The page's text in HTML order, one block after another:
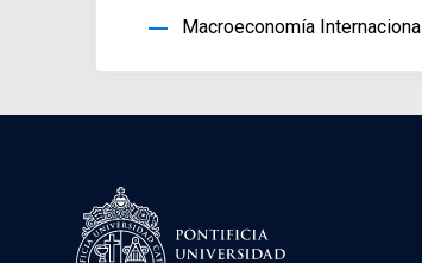
horizontal_rule Macroeconomía Internacional